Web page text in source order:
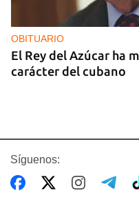
OBITUARIO
El Rey del Azúcar ha
carácter del cubano
Síguenos: